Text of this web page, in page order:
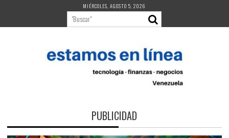
contenido
MIÉRCOLES, AGOSTO 5, 2026
PUBLICIDAD